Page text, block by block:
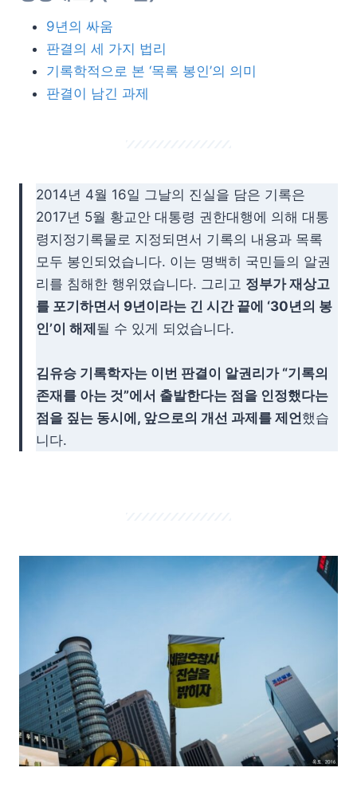
9년의 싸움
판결의 세 가지 법리
기록학적으로 본 ‘목록 봉인’의 의미
판결이 남긴 과제
2014년 4월 16일 그날의 진실을 담은 기록은
2017년 5월 황교안 대통령 권한대행에 의해 대통
령지정기록물로 지정되면서 기록의 내용과 목록
모두 봉인되었습니다. 이는 명백히 국민들의 알권
리를 침해한 행위였습니다. 그리고 정부가 재상고
를 포기하면서 9년이라는 긴 시간 끝에 ‘30년의 봉
인’이 해제 될 수 있게 되었습니다.
김유승 기록학자는 이번 판결이 알권리가 “기록의
존재를 아는 것”에서 출발한다는 점을 인정했다는
점을 짚는 동시에, 앞으로의 개선 과제를 제언했습
니다.